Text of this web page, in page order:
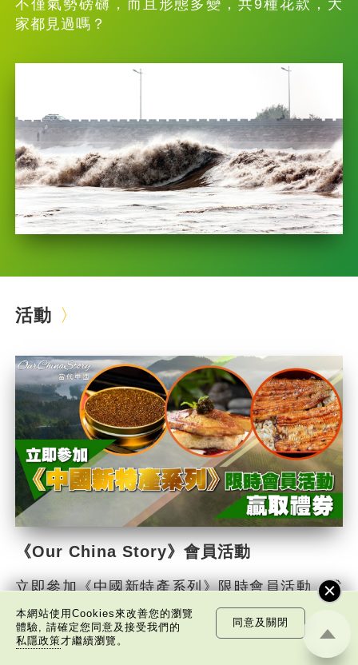
不僅氣勢磅礴，而且形態多變，共9種花款，大
家都見過嗎？
活動
《Our China Story》會員活動
立即參加《中國新特產系列》限時會員活動，成
為會員並答對問題，即可贏取現金禮券！
日期︰2026年1月14日至2026年1月18日
本網站使用Cookies來改善您的瀏覽
體驗, 請確定您同意及接受我們的
私隱政策才繼續瀏覽。
同意及關閉